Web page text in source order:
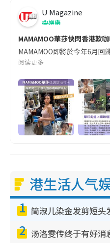
U Magazine
娛樂
MAMAMOO華莎快閃香港
MAMAMOO即將於今年6月
阅读更多
港生活人气
1
2